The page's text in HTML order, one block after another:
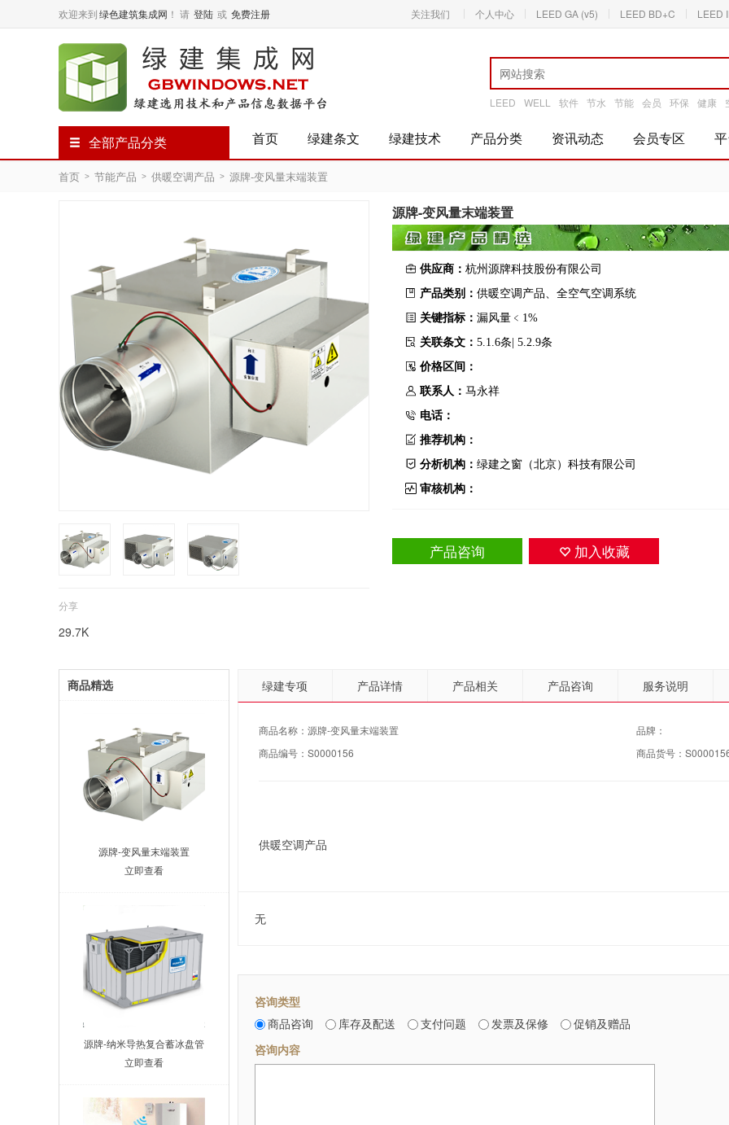
关注我们 个人中心 LEED GA (v5) LEED BD+C LEED
欢迎来到绿色建筑集成网 ！ 请 登陆 或 免费注册
全部产品分类 首页 绿建条文 绿建技术 产品分类 资讯动态 会员专区
LEED WELL 软件 节水 节能 会员 环保 健康
首页 > 节能产品 > 供暖空调产品 > 源牌-变风量末端装置
分享
29.7K
源牌-变风量末端装置
供应商： 杭州源牌科技股份有限公司
产品类别： 供暖空调产品、全空气空调系统
关键指标： 漏风量﹤1%
关联条文： 5.1.6条| 5.2.9条
价格区间：
联系人： 马永祥
电话：
推荐机构：
分析机构： 绿建之窗（北京）科技有限公司
审核机构：
产品咨询 加入收藏
绿建专项 产品详情 产品相关 产品咨询 服务说明
商品名称：源牌-变风量末端装置
品牌：
商品编号：S0000156
商品货号：
供暖空调产品
无
咨询类型
商品咨询
库存及配送 支付问题 发票及保修
促销及赠品
咨询内容
商品精选
源牌-变风量末端装置
立即查看
源牌-纳米导热复合蓄冰盘管
立即查看